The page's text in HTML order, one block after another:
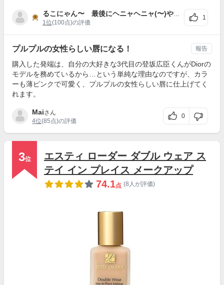
るこにゃん〜 最後にヘニャヘニャ(〜)やるのか好きぃ〜（常日常の会話でも〜）
1位(100点)の評価
1
プルプルの女性らしい唇になる！
購入した発端は、自分の大好きな3代目の登坂広臣くんがDiorの
モデルを務めているから…という単純な理由なのですが、カラ
ーも薄ピンクで可愛く、プルプルの女性らしい唇に仕上げてく
れます。
Maiさん
4位(85点)の評価
0
報告
3位
エスティ ローダー ダブル ウェア ス
テイ イン プレイス メークアップ
74.1点 (8人が評価)